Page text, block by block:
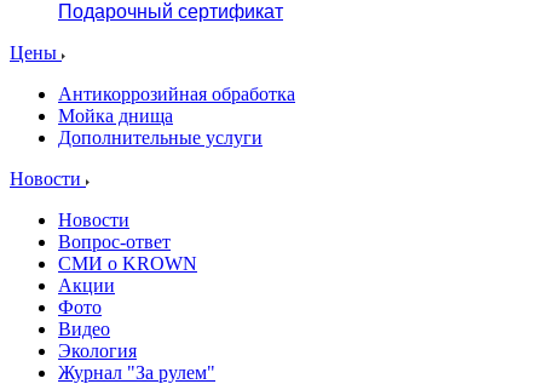
Подарочный сертификат
Цены
Антикоррозийная обработка
Мойка днища
Дополнительные услуги
Новости
Новости
Вопрос-ответ
СМИ о KROWN
Акции
Фото
Видео
Экология
Журнал "За рулем"